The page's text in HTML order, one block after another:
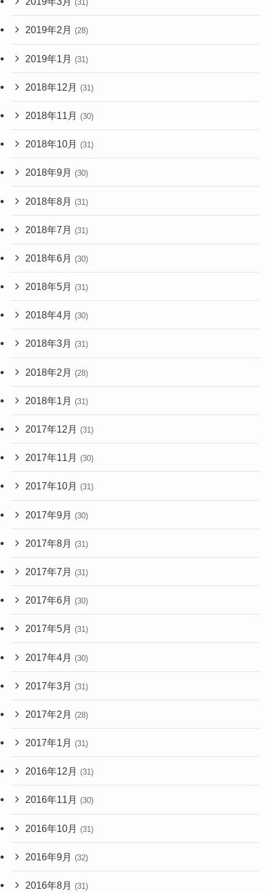
(31)
2019年2月 (28)
2019年1月 (31)
2018年12月 (31)
2018年11月 (30)
2018年10月 (31)
2018年9月 (30)
2018年8月 (31)
2018年7月 (31)
2018年6月 (30)
2018年5月 (31)
2018年4月 (30)
2018年3月 (31)
2018年2月 (28)
2018年1月 (31)
2017年12月 (31)
2017年11月 (30)
2017年10月 (31)
2017年9月 (30)
2017年8月 (31)
2017年7月 (31)
2017年6月 (30)
2017年5月 (31)
2017年4月 (30)
2017年3月 (31)
2017年2月 (28)
2017年1月 (31)
2016年12月 (31)
2016年11月 (30)
2016年10月 (31)
2016年9月 (32)
2016年8月 (31)